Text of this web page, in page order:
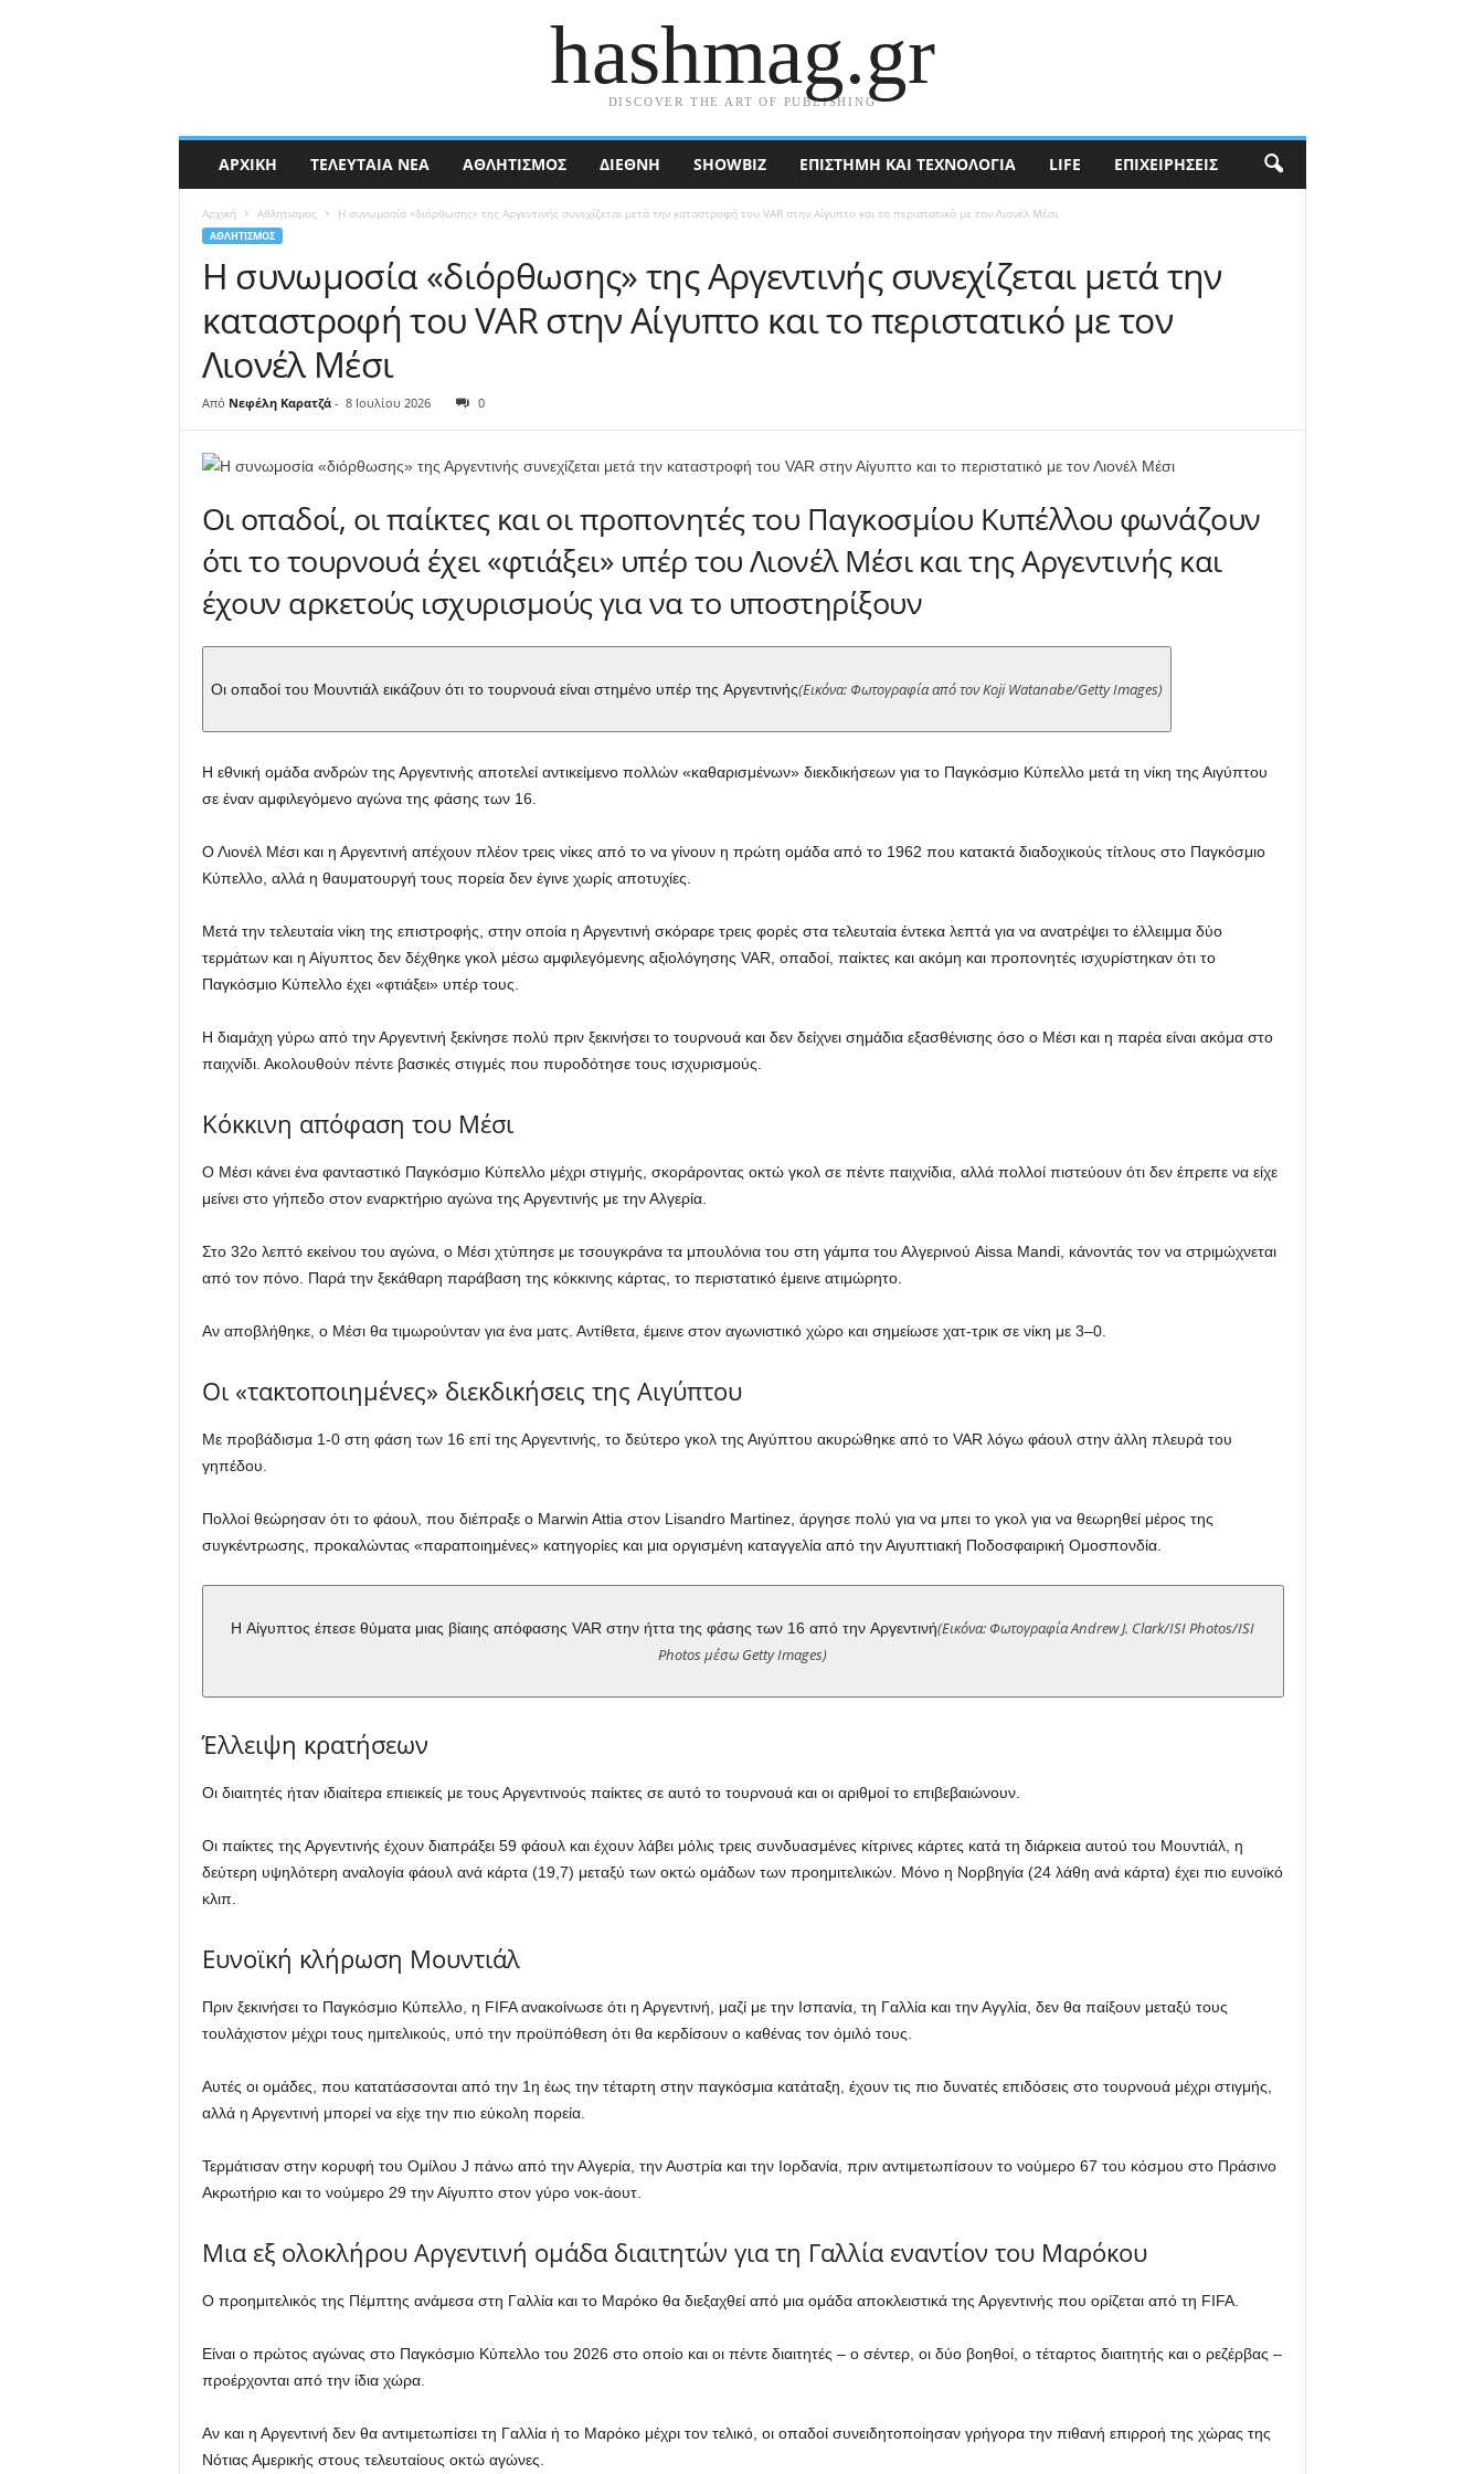
hashmag.gr
DISCOVER THE ART OF PUBLISHING
ΑΡΧΙΚΉ ΤΕΛΕΥΤΑΊΑ ΝΈΑ ΑΘΛΗΤΙΣΜΟΣ ΔΙΕΘΝΉ SHOWBIZ ΕΠΙΣΤΉΜΗ ΚΑΙ ΤΕΧΝΟΛΟΓΊΑ LIFE ΕΠΙΧΕΙΡΉΣΕΙΣ
Αρχική Αθλητισμος Η συνωμοσία «διόρθωσης» της Αργεντινής συνεχίζεται μετά την καταστροφή του VAR στην Αίγυπτο και το περιστατικό με τον Λιονέλ Μέσι
ΑΘΛΗΤΙΣΜΟΣ
Η συνωμοσία «διόρθωσης» της Αργεντινής συνεχίζεται μετά την
καταστροφή του VAR στην Αίγυπτο και το περιστατικό με τον
Λιονέλ Μέσι
Από Νεφέλη Καρατζά - 8 Ιουλίου 2026 0
Οι οπαδοί, οι παίκτες και οι προπονητές του Παγκοσμίου Κυπέλλου φωνάζουν
ότι το τουρνουά έχει «φτιάξει» υπέρ του Λιονέλ Μέσι και της Αργεντινής και
έχουν αρκετούς ισχυρισμούς για να το υποστηρίξουν
Οι οπαδοί του Μουντιάλ εικάζουν ότι το τουρνουά είναι στημένο υπέρ της Αργεντινής(Εικόνα: Φωτογραφία από τον Koji Watanabe/Getty Images)
Η εθνική ομάδα ανδρών της Αργεντινής αποτελεί αντικείμενο πολλών «καθαρισμένων» διεκδικήσεων για το Παγκόσμιο Κύπελλο μετά τη νίκη της Αιγύπτου
σε έναν αμφιλεγόμενο αγώνα της φάσης των 16.
Ο Λιονέλ Μέσι και η Αργεντινή απέχουν πλέον τρεις νίκες από το να γίνουν η πρώτη ομάδα από το 1962 που κατακτά διαδοχικούς τίτλους στο Παγκόσμιο
Κύπελλο, αλλά η θαυματουργή τους πορεία δεν έγινε χωρίς αποτυχίες.
Μετά την τελευταία νίκη της επιστροφής, στην οποία η Αργεντινή σκόραρε τρεις φορές στα τελευταία έντεκα λεπτά για να ανατρέψει το έλλειμμα δύο
τερμάτων και η Αίγυπτος δεν δέχθηκε γκολ μέσω αμφιλεγόμενης αξιολόγησης VAR, οπαδοί, παίκτες και ακόμη και προπονητές ισχυρίστηκαν ότι το
Παγκόσμιο Κύπελλο έχει «φτιάξει» υπέρ τους.
Η διαμάχη γύρω από την Αργεντινή ξεκίνησε πολύ πριν ξεκινήσει το τουρνουά και δεν δείχνει σημάδια εξασθένισης όσο ο Μέσι και η παρέα είναι ακόμα στο
παιχνίδι. Ακολουθούν πέντε βασικές στιγμές που πυροδότησε τους ισχυρισμούς.
Κόκκινη απόφαση του Μέσι
Ο Μέσι κάνει ένα φανταστικό Παγκόσμιο Κύπελλο μέχρι στιγμής, σκοράροντας οκτώ γκολ σε πέντε παιχνίδια, αλλά πολλοί πιστεύουν ότι δεν έπρεπε να είχε
μείνει στο γήπεδο στον εναρκτήριο αγώνα της Αργεντινής με την Αλγερία.
Στο 32ο λεπτό εκείνου του αγώνα, ο Μέσι χτύπησε με τσουγκράνα τα μπουλόνια του στη γάμπα του Αλγερινού Aissa Mandi, κάνοντάς τον να στριμώχνεται
από τον πόνο. Παρά την ξεκάθαρη παράβαση της κόκκινης κάρτας, το περιστατικό έμεινε ατιμώρητο.
Αν αποβλήθηκε, ο Μέσι θα τιμωρούνταν για ένα ματς. Αντίθετα, έμεινε στον αγωνιστικό χώρο και σημείωσε χατ-τρικ σε νίκη με 3–0.
Οι «τακτοποιημένες» διεκδικήσεις της Αιγύπτου
Με προβάδισμα 1-0 στη φάση των 16 επί της Αργεντινής, το δεύτερο γκολ της Αιγύπτου ακυρώθηκε από το VAR λόγω φάουλ στην άλλη πλευρά του
γηπέδου.
Πολλοί θεώρησαν ότι το φάουλ, που διέπραξε ο Marwin Attia στον Lisandro Martinez, άργησε πολύ για να μπει το γκολ για να θεωρηθεί μέρος της
συγκέντρωσης, προκαλώντας «παραποιημένες» κατηγορίες και μια οργισμένη καταγγελία από την Αιγυπτιακή Ποδοσφαιρική Ομοσπονδία.
Η Αίγυπτος έπεσε θύματα μιας βίαιης απόφασης VAR στην ήττα της φάσης των 16 από την Αργεντινή(Εικόνα: Φωτογραφία Andrew J. Clark/ISI Photos/ISI
Photos μέσω Getty Images)
Έλλειψη κρατήσεων
Οι διαιτητές ήταν ιδιαίτερα επιεικείς με τους Αργεντινούς παίκτες σε αυτό το τουρνουά και οι αριθμοί το επιβεβαιώνουν.
Οι παίκτες της Αργεντινής έχουν διαπράξει 59 φάουλ και έχουν λάβει μόλις τρεις συνδυασμένες κίτρινες κάρτες κατά τη διάρκεια αυτού του Μουντιάλ, η
δεύτερη υψηλότερη αναλογία φάουλ ανά κάρτα (19,7) μεταξύ των οκτώ ομάδων των προημιτελικών. Μόνο η Νορβηγία (24 λάθη ανά κάρτα) έχει πιο ευνοϊκό
κλιπ.
Ευνοϊκή κλήρωση Μουντιάλ
Πριν ξεκινήσει το Παγκόσμιο Κύπελλο, η FIFA ανακοίνωσε ότι η Αργεντινή, μαζί με την Ισπανία, τη Γαλλία και την Αγγλία, δεν θα παίξουν μεταξύ τους
τουλάχιστον μέχρι τους ημιτελικούς, υπό την προϋπόθεση ότι θα κερδίσουν ο καθένας τον όμιλό τους.
Αυτές οι ομάδες, που κατατάσσονται από την 1η έως την τέταρτη στην παγκόσμια κατάταξη, έχουν τις πιο δυνατές επιδόσεις στο τουρνουά μέχρι στιγμής,
αλλά η Αργεντινή μπορεί να είχε την πιο εύκολη πορεία.
Τερμάτισαν στην κορυφή του Ομίλου J πάνω από την Αλγερία, την Αυστρία και την Ιορδανία, πριν αντιμετωπίσουν το νούμερο 67 του κόσμου στο Πράσινο
Ακρωτήριο και το νούμερο 29 την Αίγυπτο στον γύρο νοκ-άουτ.
Μια εξ ολοκλήρου Αργεντινή ομάδα διαιτητών για τη Γαλλία εναντίον του Μαρόκου
Ο προημιτελικός της Πέμπτης ανάμεσα στη Γαλλία και το Μαρόκο θα διεξαχθεί από μια ομάδα αποκλειστικά της Αργεντινής που ορίζεται από τη FIFA.
Είναι ο πρώτος αγώνας στο Παγκόσμιο Κύπελλο του 2026 στο οποίο και οι πέντε διαιτητές – ο σέντερ, οι δύο βοηθοί, ο τέταρτος διαιτητής και ο ρεζέρβας –
προέρχονται από την ίδια χώρα.
Αν και η Αργεντινή δεν θα αντιμετωπίσει τη Γαλλία ή το Μαρόκο μέχρι τον τελικό, οι οπαδοί συνειδητοποίησαν γρήγορα την πιθανή επιρροή της χώρας της
Νότιας Αμερικής στους τελευταίους οκτώ αγώνες.